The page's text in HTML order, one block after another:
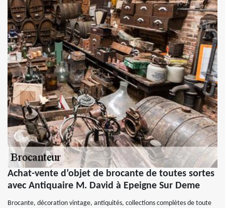
Achat-vente d’objet de brocante de toutes sortes
avec Antiquaire M. David à Epeigne Sur Deme
Brocante, décoration vintage, antiquités, collections complètes de toute